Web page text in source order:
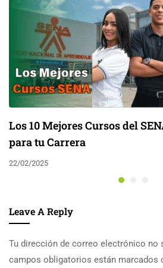
Los 10 Mejores Cursos del
para tu Carrera
22/02/2025
Leave A Reply
Tu dirección de correo electrónico no
campos obligatorios están marcados